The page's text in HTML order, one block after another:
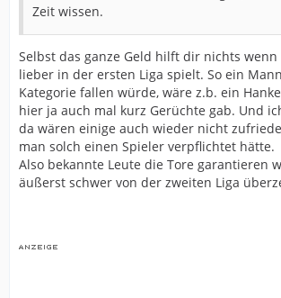
Zeit wissen.
Selbst das ganze Geld hilft dir nichts wenn
lieber in der ersten Liga spielt. So ein
Kategorie fallen würde, wäre z.b. ein
hier ja auch mal kurz Gerüchte gab. Und
da wären einige auch wieder nicht
man solch einen Spieler verpflichtet hätte.
Also bekannte Leute die Tore garantieren
äußerst schwer von der zweiten Liga